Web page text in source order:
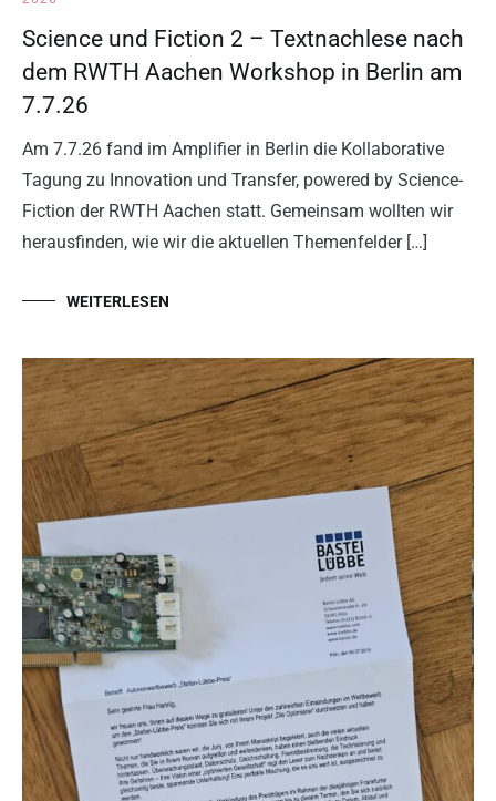
Science und Fiction 2 – Textnachlese nach
dem RWTH Aachen Workshop in Berlin am
7.7.26
Am 7.7.26 fand im Amplifier in Berlin die Kollaborative
Tagung zu Innovation und Transfer, powered by Science-
Fiction der RWTH Aachen statt. Gemeinsam wollten wir
herausfinden, wie wir die aktuellen Themenfelder […]
WEITERLESEN